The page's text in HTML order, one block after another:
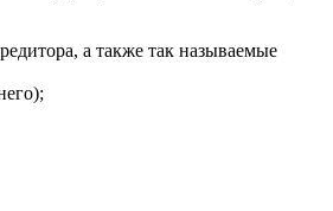
а также так называемые